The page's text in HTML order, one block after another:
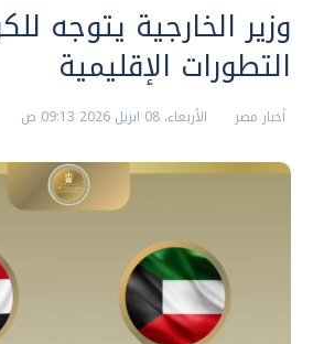
وزير الخارجية يتوجه
التطورات الإقليمية
أخبار مصر الأربعاء، 08 ابريل 2026 09:13 ص